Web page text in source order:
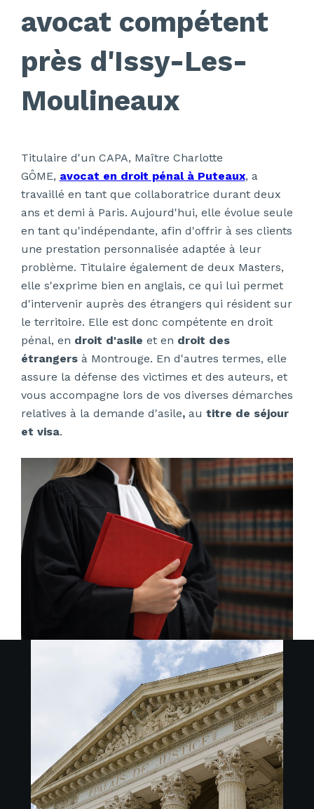
avocat compétent
près d'Issy-Les-
Moulineaux
Titulaire d'un CAPA, Maître Charlotte
GÔME, avocat en droit pénal à Puteaux, a
travaillé en tant que collaboratrice durant deux
ans et demi à Paris. Aujourd'hui, elle évolue seule
en tant qu'indépendante, afin d'offrir à ses clients
une prestation personnalisée adaptée à leur
problème. Titulaire également de deux Masters,
elle s'exprime bien en anglais, ce qui lui permet
d'intervenir auprès des étrangers qui résident sur
le territoire. Elle est donc compétente en droit
pénal, en droit d'asile et en droit des
étrangersà Montrouge. En d'autres termes, elle
assure la défense des victimes et des auteurs, et
vous accompagne lors de vos diverses démarches
relatives à la demande d'asile, au titre de séjour
et visa.